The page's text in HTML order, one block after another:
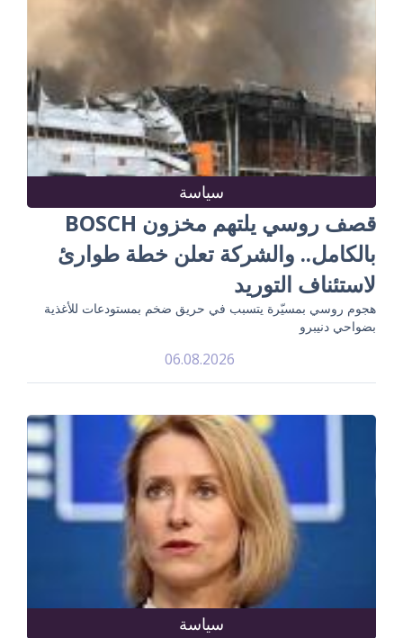
سياسة
قصف روسي يلتهم مخزون BOSCH
بالكامل.. والشركة تعلن خطة طوارئ
لاستئناف التوريد
هجوم روسي بمسيّرة يتسبب في حريق ضخم بمستودعات للأغذية
بضواحي دنيبرو
06.08.2026
سياسة